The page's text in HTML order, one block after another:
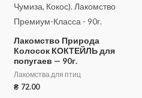
Лакомство Природа
Колосок КОКТЕЙЛЬ для
попугаев — 90г.
Лакомства для птиц
₴ 72.00